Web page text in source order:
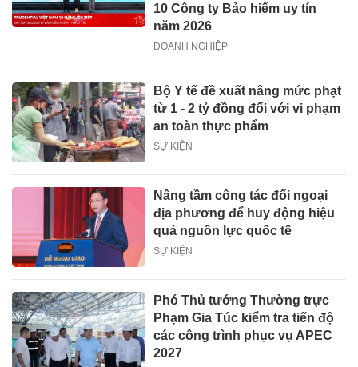
10 Công ty Bảo hiểm uy tín
năm 2026
DOANH NGHIỆP
Bộ Y tế đề xuất nâng mức phạt
từ 1 - 2 tỷ đồng đối với vi phạm
an toàn thực phẩm
SỰ KIỆN
Nâng tầm công tác đối ngoại
địa phương để huy động hiệu
quả nguồn lực quốc tế
SỰ KIỆN
Phó Thủ tướng Thường trực
Phạm Gia Túc kiểm tra tiến độ
các công trình phục vụ APEC
2027